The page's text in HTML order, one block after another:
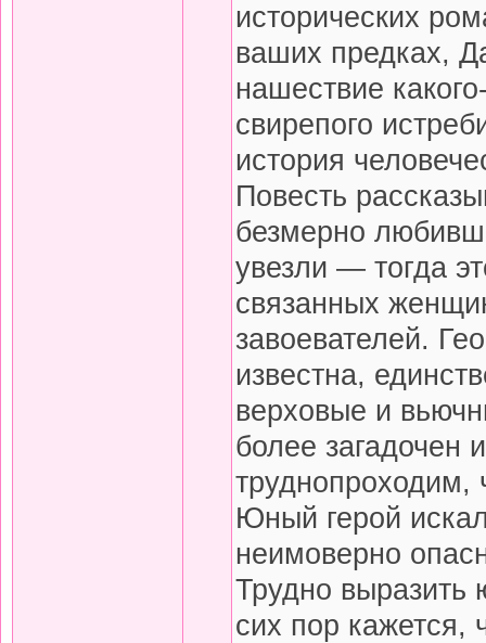
исторических
ваших предках,
нашествие
свирепого
история
Повесть
безмерно
увезли — тогда
связанных
завоевателей.
известна,
верховые и
более загадочен
труднопроходим,
Юный герой
неимоверно
Трудно выразить
сих пор кажется,